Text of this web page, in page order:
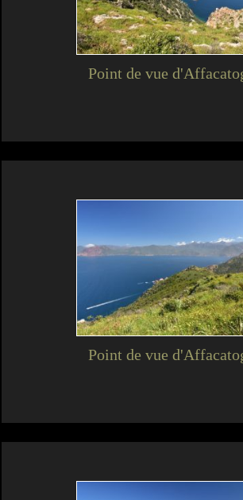
Point de vue
Point de vue